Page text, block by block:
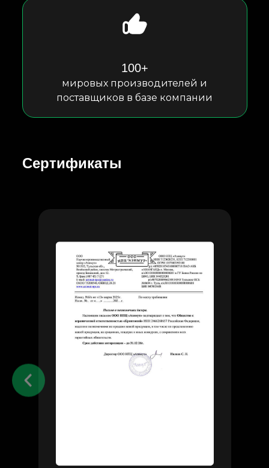
100+
мировых производителей и
поставщиков в базе компании
Сертификаты